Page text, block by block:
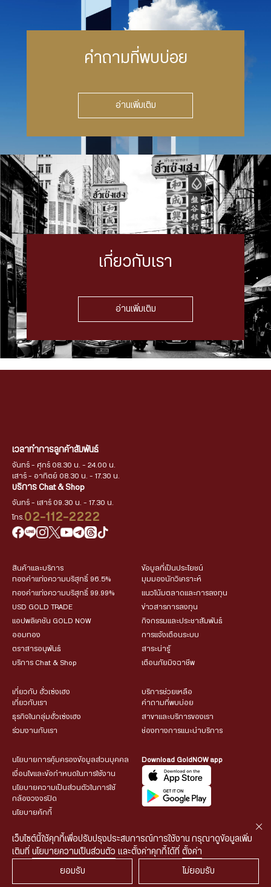
คำถามที่พบบ่อย
อ่านเพิ่มเติม
เกี่ยวกับเรา
อ่านเพิ่มเติม
เวลาทำการลูกค้าสัมพันธ์
จันทร์ - ศุกร์ 08.30 น. - 24.00 น.
เสาร์ - อาทิตย์ 08.30 น. - 17.30 น.
บริการ Chat & Shop
จันทร์ - เสาร์ 09.30 น. - 17.30 น.
โทร. 02-112-2222
สินค้าและบริการ
ทองคำแท่งความบริสุทธิ์ 96.5%
ทองคำแท่งความบริสุทธิ์ 99.99%
USD GOLD TRADE
แอปพลิเคชัน GOLD NOW
ออมทอง
ตราสารอนุพันธ์
บริการ Chat & Shop
ข้อมูลที่เป็นประโยชน์
มุมมองนักวิเคราะห์
แนวโน้มตลาดและการลงทุน
ข่าวสารการลงทุน
กิจกรรมและประชาสัมพันธ์
การแจ้งเตือนระบบ
สาระน่ารู้
เตือนภัยมิจฉาชีพ
เกี่ยวกับ ฮั่วเซ่งเฮง
เกี่ยวกับเรา
ธุรกิจในกลุ่มฮั่วเซ่งเฮง
ร่วมงานกับเรา
บริการช่วยเหลือ
คำถามที่พบบ่อย
สาขาและบริการของเรา
ช่องทางการแนะนำบริการ
นโยบายการคุ้มครองข้อมูลส่วนบุคคล
เงื่อนไขและข้อกำหนดในการใช้งาน
นโยบายความเป็นส่วนตัวในการใช้
กล้องวงจรปิด
นโยบายคุ้กกี้
Download GoldNOW app
© 2026 HUA SENG HENG CO.,LTD. All rights reserved.| Web::*
เว็บไซต์นี้ใช้คุกกี้เพื่อปรับปรุงประสบการณ์การใช้งาน กรุณาดูข้อมูลเพิ่ม
เติมที่ นโยบายความเป็นส่วนตัว และตั้งค่าคุกกี้ได้ที่ ตั้งค่า
ไม่ยอมรับ
ยอมรับ